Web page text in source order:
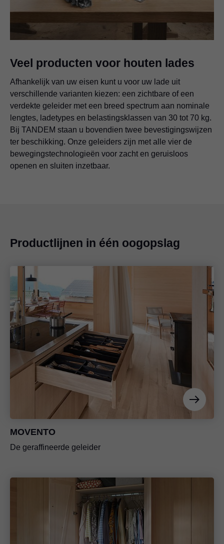
Veel producten voor houten lades
Afhankelijk van uw eisen kunt u voor uw lade uit
verschillende varianten kiezen: een zichtbare of een
verdekte geleider met een breed spectrum aan nominale
lengtes, ladetypes en belastingsklassen van 30 tot 70 kg.
Bij TANDEM staan u bovendien twee bevestigingswijzen
ter beschikking. Onze geleiders zijn met alle vier de
bewegingstechnologieën voor zacht en geruisloos
openen en sluiten inzetbaar.
Productlijnen in één oogopslag
MOVENTO
De geraffineerde geleider